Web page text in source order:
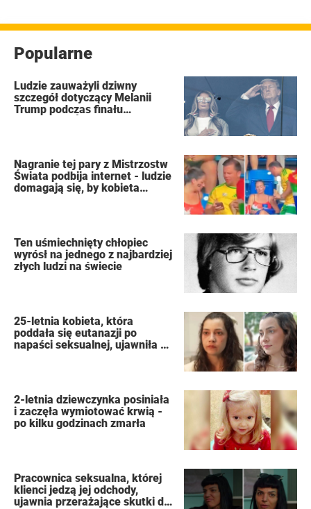
Popularne
Ludzie zauważyli dziwny
szczegół dotyczący Melanii
Trump podczas finału
Nagranie tej pary z Mistrzostw
Świata podbija internet - ludzie
domagają się, by kobieta
Ten uśmiechnięty chłopiec
wyrósł na jednego z najbardziej
złych ludzi na świecie
25-letnia kobieta, która
poddała się eutanazji po
napaści seksualnej, ujawniła w
2-letnia dziewczynka posiniała
i zaczęła wymiotować krwią -
po kilku godzinach zmarła
Pracownica seksualna, której
klienci jedzą jej odchody,
ujawnia przerażające skutki dla